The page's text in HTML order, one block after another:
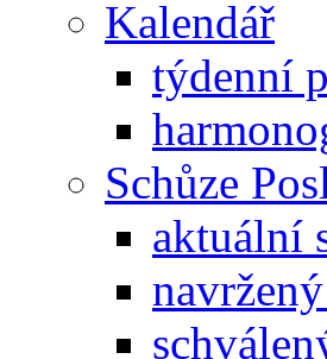
Kalendář
týdenní
Schůze
aktuální